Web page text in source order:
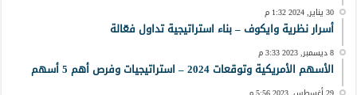
30 يناير, 2024 1:32 م
أسرار نظرية وايكوف – بناء استراتيجية تداول فعّالة
8 ديسمبر, 2023 3:33 م
الأسهم الأمريكية وتوقعات 2024 – استراتيجيات وفرص أهم 5 أسهم